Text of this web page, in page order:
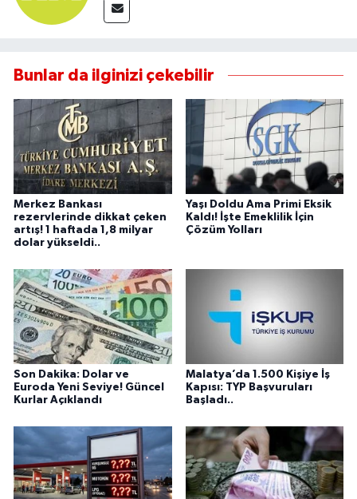
Bunlar da ilginizi çekebilir
Merkez Bankası
rezervlerinde dikkat çeken
artış! 1 haftada 1,8 milyar
dolar yükseldi..
Yaşı Doldu Ama Primi Eksik
Kaldı! İşte Emeklilik İçin
Çözüm Yolları
Son Dakika: Dolar ve
Euroda Yeni Seviye! Güncel
Kurlar Açıklandı
Malatya’da 1.500 Kişiye İş
Kapısı: TYP Başvuruları
Başladı..